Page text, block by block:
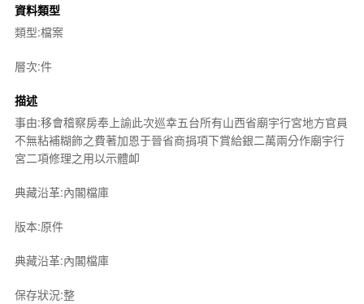
資料類型
類型:檔案
層次:件
描述
事由:移會稽察房奉上諭此次巡幸五台所有山西省廟宇行宮地方官員
不無粘補糊飾之費著加恩于晉省商捐項下賞給銀二萬兩分作廟宇行
宮二項修理之用以示體卹
典藏沿革:內閣檔庫
版本:原件
典藏沿革:內閣檔庫
保存狀況:整